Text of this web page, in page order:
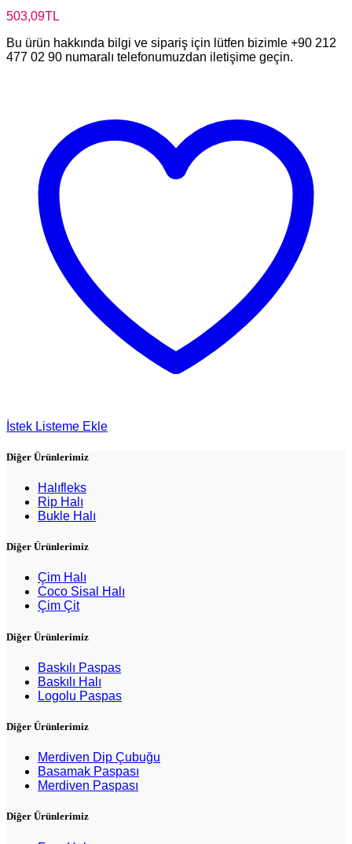
503,09TL
Bu ürün hakkında bilgi ve sipariş için lütfen bizimle +90 212
477 02 90 numaralı telefonumuzdan iletişime geçin.
İstek Listeme Ekle
Diğer Ürünlerimiz
Halıfleks
Rip Halı
Bukle Halı
Diğer Ürünlerimiz
Çim Halı
Coco Sisal Halı
Çim Çit
Diğer Ürünlerimiz
Baskılı Paspas
Baskılı Halı
Logolu Paspas
Diğer Ürünlerimiz
Merdiven Dip Çubuğu
Basamak Paspası
Merdiven Paspası
Diğer Ürünlerimiz